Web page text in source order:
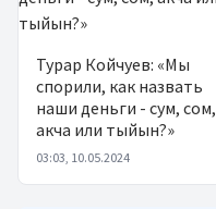
Турар Койчуев: «Мы
спорили, как назвать
наши деньги - сум, сом,
акча или тыйын?»
03:03, 10.05.2024